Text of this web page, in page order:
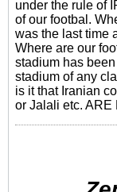
under the rule of
of our footbal.
was the last time
Where are our
stadium has
stadium of any
is it that Iranian
or Jalali etc. ARE